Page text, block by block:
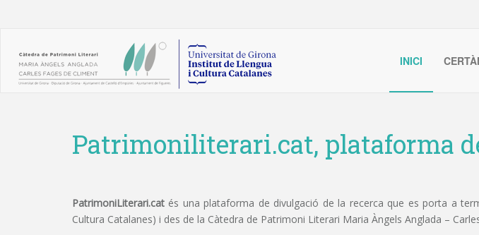
INICI
Patrimoniliterari.cat, plataforma
PatrimoniLiterari.cat és una plataforma de divulgació de la recerca que es porta a
Cultura Catalanes) i des de la Càtedra de Patrimoni Literari Maria Àngels Anglada –